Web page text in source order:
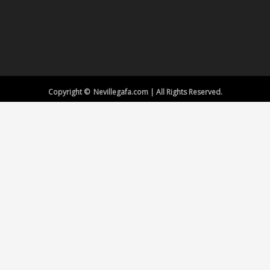
Copyright © Nevillegafa.com | All Rights Reserved.